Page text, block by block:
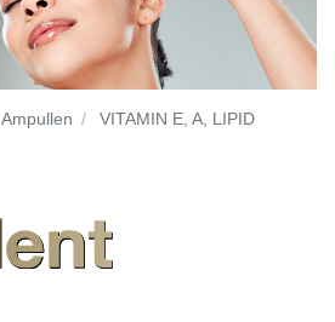
Ampullen VITAMIN E, A, LIPID